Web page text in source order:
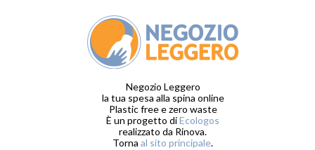
Negozio Leggero
la tua spesa alla spina online
Plastic free e zero waste
È un progetto diEcologos
realizzato da Rinova.
Torna al sito principale.